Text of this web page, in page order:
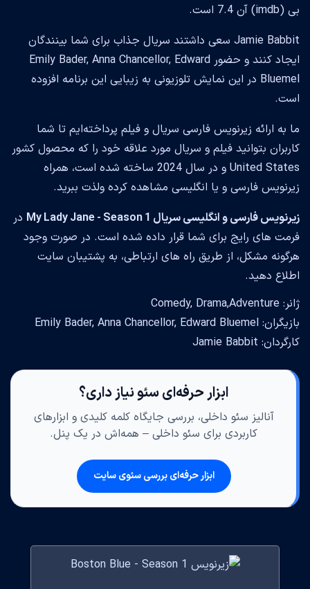
بی (imdb) آن 7.4 است.
Jamie Babbit سعی داشتند سریال جذاب برای شما بینندگان
ایجاد کنند و حضور Emily Bader, Anna Chancellor, Edward
Bluemel در این نمایش تلوزیونی به زیبایی این برنامه افزوده
است.
ما به ارائه زیرنویس فارسی سریال و فیلم پرداخته‌ایم تا شما
کاربران بتوانید فیلم و سریال مورد علاقه خود را که محصول کشور
United States و در سال 2024 ساخته شده است، همراه
زیرنویس فارسی و یا انگلیسی مشاهده کرده ولذت ببرید.
زیرنویس فارسی و انگلیسی سریال My Lady Jane - Season 1
در
فرمت های رایج برای شما قرار داده شده است. در صورت وجود
هرگونه مشکل، از طریق راه های ارتباطی، به پشتیبان سایت
اطلاع دهید.
ژانر: Comedy, Drama,Adventure
بازیگران: Emily Bader, Anna Chancellor, Edward Bluemel
کارگردان: Jamie Babbit
ابزار حرفه‌ای سئو نیاز داری؟
آنالیز سئو داخلی، بررسی جایگاه کلمه کلیدی و ابزارهای
کاربردی برای سئو داخلی – همه‌اش در یک پنل.
ابزار حرفه‌ای بررسی سئوی سایت